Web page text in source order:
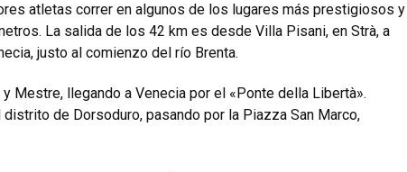
atletas correr en algunos de los lugares más prestigiosos y
La salida de los 42 km es desde Villa Pisani, en Strà, a
justo al comienzo del río Brenta.
Mestre, llegando a Venecia por el «Ponte della Libertà».
de Dorsoduro, pasando por la Piazza San Marco,